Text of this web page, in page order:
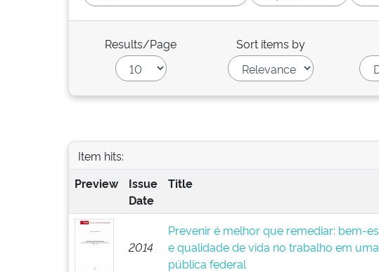
Results/Page Sort items by
Item hits:
Preview
Issue
Date
Title
2014
Prevenir é melhor que remediar: bem-
e qualidade de vida no trabalho em
pública federal